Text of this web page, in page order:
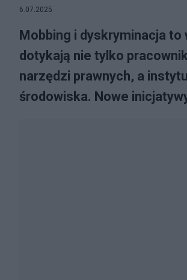
Gągulski
6.07.2025
Mobbing i dyskryminacja
dotykają nie tylko
narzędzi prawnych, a
środowiska. Nowe